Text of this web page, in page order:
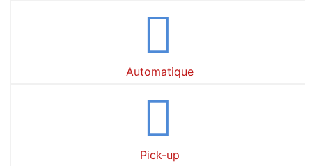
Automatique
Pick-up